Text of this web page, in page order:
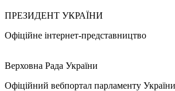
ПРЕЗИДЕНТ УКРАЇНИ
Офіційне інтернет-представництво
Верховна Рада України
Офіційний вебпортал парламенту України